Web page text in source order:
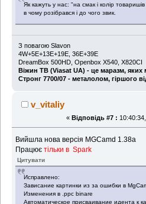
Як кажуть у нас: "на смак і колір
в чому розібрався і до чого звик.
З повагою Slavon
4W+5E+13E+19E, 36Е+39Е
DreamBox 500HD, Openbox X540, X820CI
Віжин ТВ (Viasat UA) - це маразм, яких
Стронг 7700/07 - металолом, гіршого
v_vitaliy
« Відповідь #7 :
Вийшла нова версія MGCamd 1.38a
Працюєтільки в Spark
Цитувати
Исправлено:
Зависание картинки из за ошибки в
Изменения в .ppc binare
Автоматическое присваивание идента к